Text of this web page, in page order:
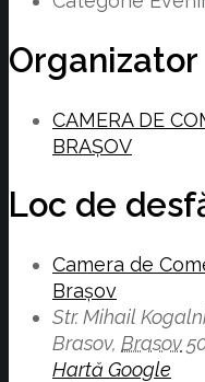
Organizator
CAMERA DE
BRAȘOV
Loc de
Camera de
Brașov
Str. Mihail
Brasov, Brasov
Hartă Google